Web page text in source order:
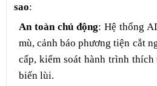
sao:
An toàn chủ động: Hệ thống
mù, cảnh báo phương tiện cắt
cấp, kiểm soát hành trình thích
biến lùi.